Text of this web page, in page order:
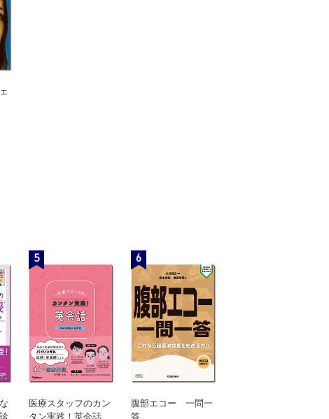
5
医療スタッフのカン
タン実践！英会話
6
腹部エコー 一問一
答